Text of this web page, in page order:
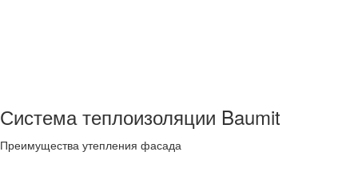
Система теплоизоляции Baumit
Преимущества утепления фасада